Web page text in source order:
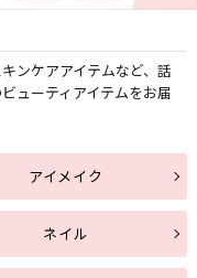
ンケアアイテムなど、話
ューティアイテムをお届
アイメイク
ネイル